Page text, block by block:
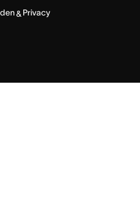
& Privacy